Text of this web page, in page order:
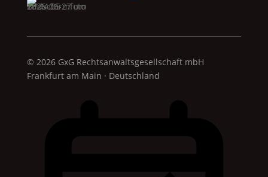
© 2026 GxG Rechtsanwaltsgesellschaft mbH
Frankfurt am Main · Deutschland